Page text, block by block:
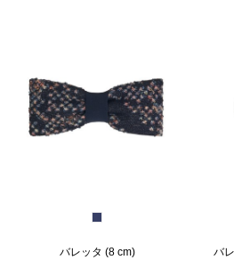
バレッタ (8 cm) バ